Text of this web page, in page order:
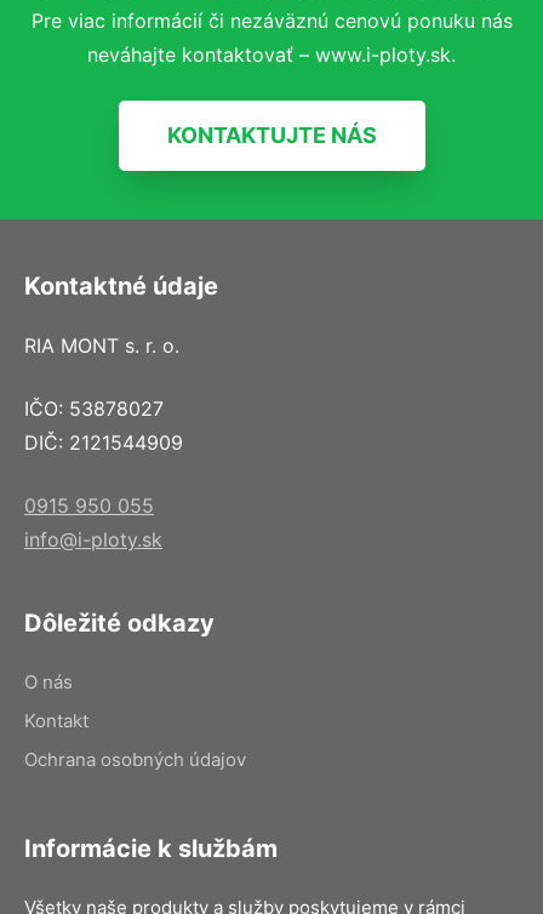
Pre viac informácií či nezáväznú cenovú ponuku nás
neváhajte kontaktovať – www.i-ploty.sk.
KONTAKTUJTE NÁS
Kontaktné údaje
RIA MONT s. r. o.
IČO: 53878027
DIČ: 2121544909
0915 950 055
info@i-ploty.sk
Dôležité odkazy
O nás
Kontakt
Ochrana osobných údajov
Informácie k službám
Všetky naše produkty a služby poskytujeme v rámci